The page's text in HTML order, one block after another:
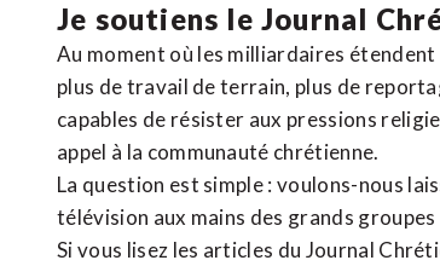
Je soutiens le Journal
Au moment où les milliardaires
plus de travail de terrain, plus de
capables de résister aux pressions
appel à la communauté chrétienne.
La question est simple : voulons-nous
télévision aux mains des grands groupes
Si vous lisez les articles du Journal